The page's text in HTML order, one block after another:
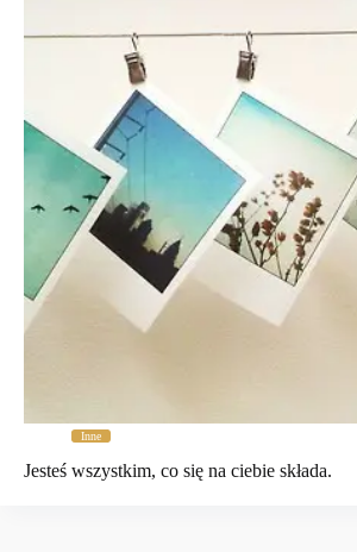
Inne
Jesteś wszystkim, co się na ciebie składa.